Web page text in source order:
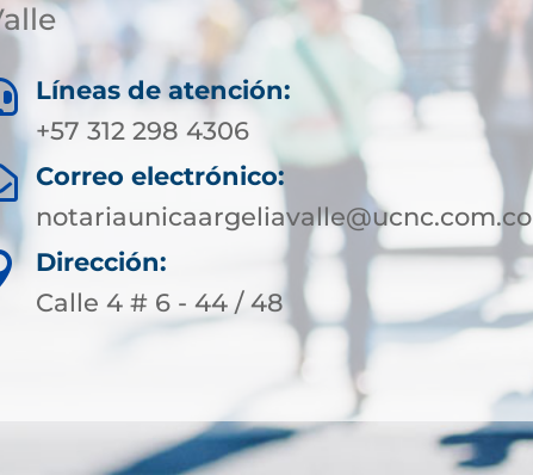
Líneas de atención:
+57 312 298 4306
Correo electrónico:
notariaunicaargeliavalle@ucnc.com.co
Dirección:
Calle 4 # 6 - 44 / 48